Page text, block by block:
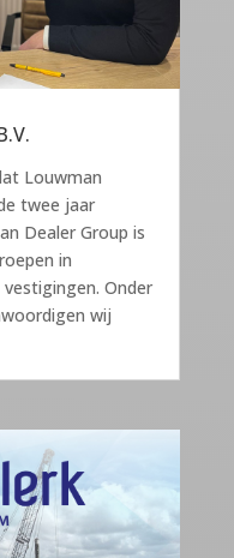
Louwman
twee jaar
Dealer Group is
in
Onder
wij